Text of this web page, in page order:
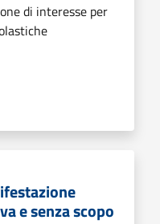
di interesse per
e senza scopo